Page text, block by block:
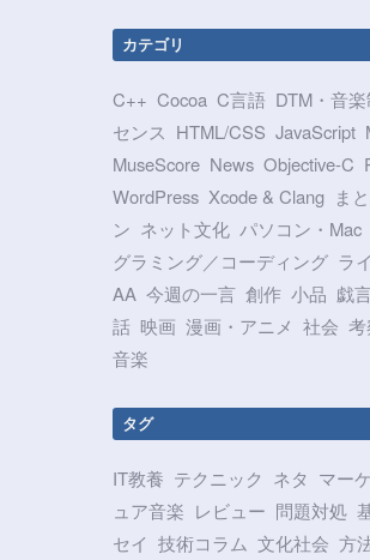
カテゴリ
C++ Cocoa C言語 DTM・音
センス HTML/CSS JavaScript
MuseScore News Objective-C
WordPress Xcode & Clang ま
ン ネット文化 パソコン・Mac
グラミング／コーディング ラ
AA 今週の一言 創作 小品 戯
話 映画 漫画・アニメ 社会
音楽
タグ
IT教養 テクニック ネタ マー
ュア音楽 レビュー 問題対処
セイ 技術コラム 文化社会 方